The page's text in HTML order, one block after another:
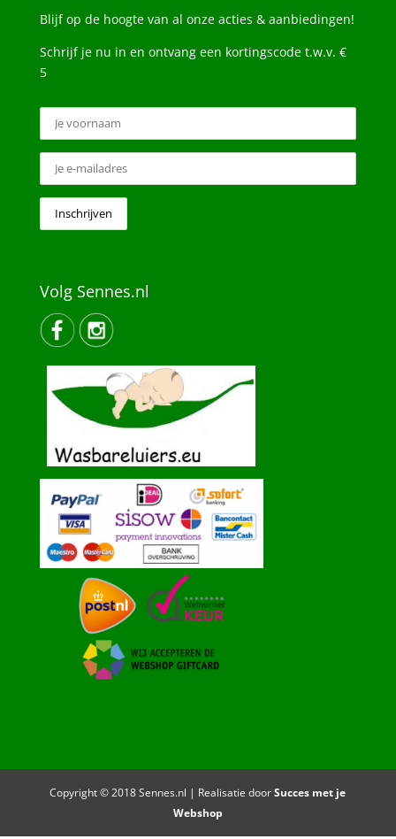
Blijf op de hoogte van al onze acties & aanbiedingen!
Schrijf je nu in en ontvang een kortingscode t.w.v. €
5
Volg Sennes.nl
Copyright © 2018 Sennes.nl | Realisatie doorSucces met je
Webshop